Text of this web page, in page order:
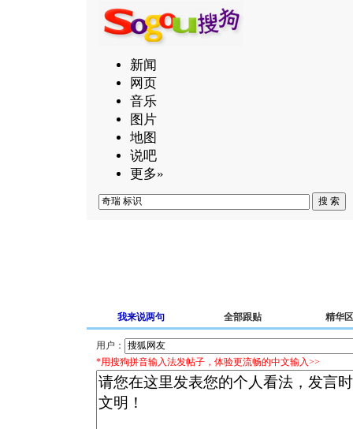
新闻
网页
音乐
图片
地图
说吧
更多»
我来说两句 全部跟贴 精华区
用户：
*用搜狗拼音输入法发帖子，体验更流畅的中文输入>>